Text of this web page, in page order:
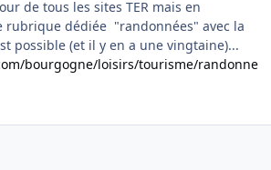
de tous les sites TER mais en
rubrique dédiée "randonnées" avec la
possible (et il y en a une vingtaine)...
bourgogne/loisirs/tourisme/randonne